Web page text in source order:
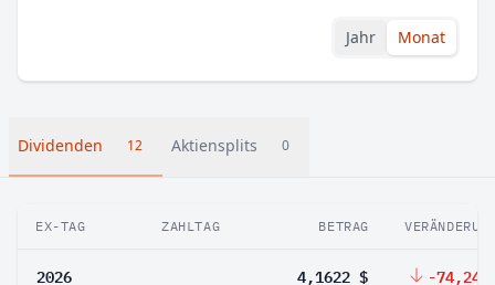
Jahr Monat
Dividenden 12 Aktiensplits 0
EX-TAG ZAHLTAG BETRAG
2026 4,1622 $ -74,24